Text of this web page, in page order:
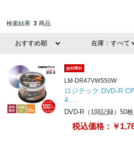
検索結果 3 商品
LM-DR47VWS50W
ロジテック DVD-R
4.…
DVD-R（1回記録）50枚
税込価格： ￥